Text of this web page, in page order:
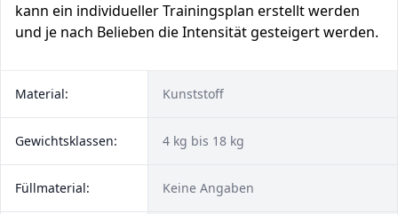
kann ein individueller Trainingsplan erstellt werden
und je nach Belieben die Intensität gesteigert werden.
Material: Kunststoff
Gewichtsklassen: 4 kg bis 18 kg
Füllmaterial: Keine Angaben